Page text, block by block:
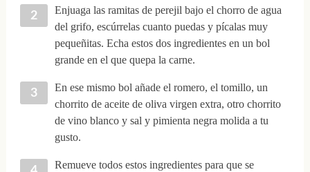
Enjuaga las ramitas de perejil bajo el chorro de agua
del grifo, escúrrelas cuanto puedas y pícalas muy
pequeñitas. Echa estos dos ingredientes en un bol
grande en el que quepa la carne.
En ese mismo bol añade el romero, el tomillo, un
chorrito de aceite de oliva virgen extra, otro chorrito
de vino blanco y sal y pimienta negra molida a tu
gusto.
Remueve todos estos ingredientes para que se